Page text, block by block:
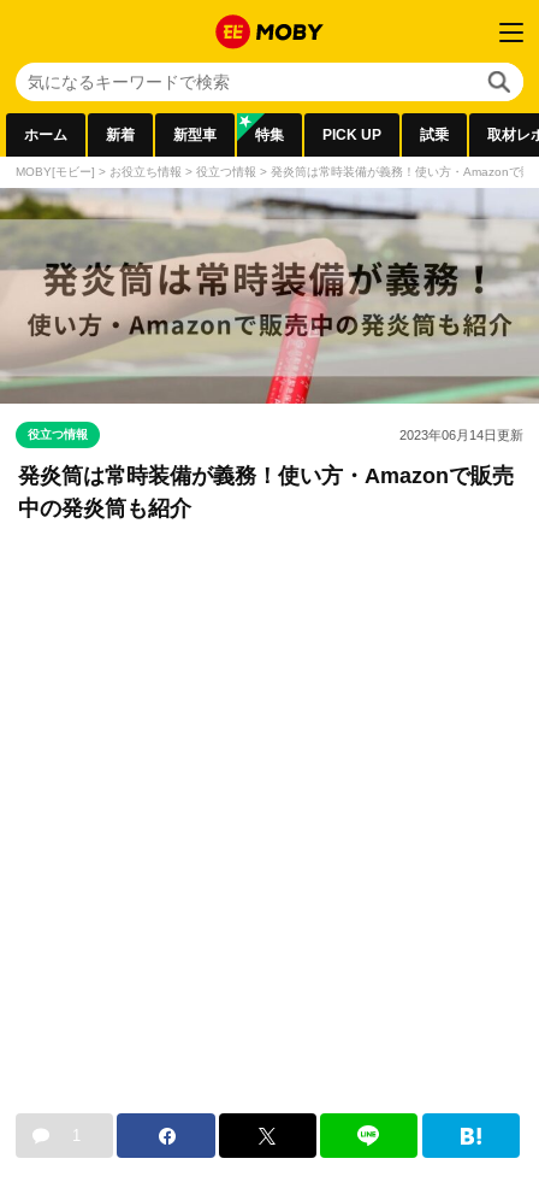
ホーム 新着 新型車 特集 PICK UP 試乗 取材レ
MOBY[モビー] > お役立ち情報 > 役立つ情報 > 発炎筒は常時装備が義務！使い方・Amazonで販
役立つ情報 2023年06月14日更新
発炎筒は常時装備が義務！使い方・Amazonで販売
中の発炎筒も紹介
1